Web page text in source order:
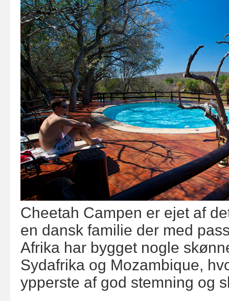
Cheetah Campen er ejet af
en dansk familie der med
Afrika har bygget nogle
Sydafrika og Mozambique,
ypperste af god stemning og